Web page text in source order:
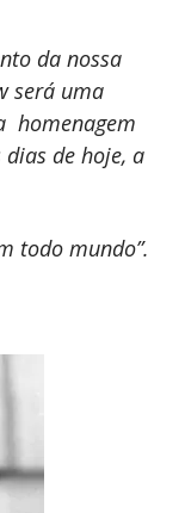
da nossa
será uma
homenagem
dias de hoje, a
todo mundo”.